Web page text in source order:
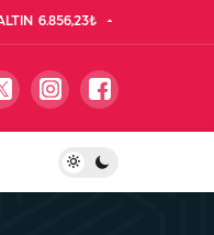
6.856,23₺